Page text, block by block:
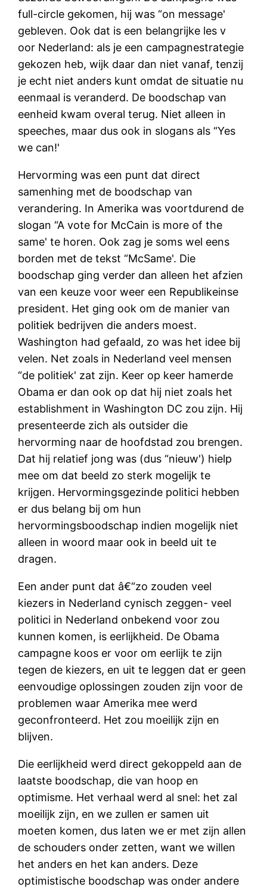
full-circle gekomen, hij was “on message'
gebleven. Ook dat is een belangrijke les v
oor Nederland: als je een campagnestrategie
gekozen heb, wijk daar dan niet vanaf, tenzij
je echt niet anders kunt omdat de situatie nu
eenmaal is veranderd. De boodschap van
eenheid kwam overal terug. Niet alleen in
speeches, maar dus ook in slogans als “Yes
we can!'
Hervorming was een punt dat direct
samenhing met de boodschap van
verandering. In Amerika was voortdurend de
slogan “A vote for McCain is more of the
same' te horen. Ook zag je soms wel eens
borden met de tekst “McSame'. Die
boodschap ging verder dan alleen het afzien
van een keuze voor weer een Republikeinse
president. Het ging ook om de manier van
politiek bedrijven die anders moest.
Washington had gefaald, zo was het idee bij
velen. Net zoals in Nederland veel mensen
“de politiek' zat zijn. Keer op keer hamerde
Obama er dan ook op dat hij niet zoals het
establishment in Washington DC zou zijn. Hij
presenteerde zich als outsider die
hervorming naar de hoofdstad zou brengen.
Dat hij relatief jong was (dus “nieuw') hielp
mee om dat beeld zo sterk mogelijk te
krijgen. Hervormingsgezinde politici hebben
er dus belang bij om hun
hervormingsboodschap indien mogelijk niet
alleen in woord maar ook in beeld uit te
dragen.
Een ander punt dat â€“zo zouden veel
kiezers in Nederland cynisch zeggen- veel
politici in Nederland onbekend voor zou
kunnen komen, is eerlijkheid. De Obama
campagne koos er voor om eerlijk te zijn
tegen de kiezers, en uit te leggen dat er geen
eenvoudige oplossingen zouden zijn voor de
problemen waar Amerika mee werd
geconfronteerd. Het zou moeilijk zijn en
blijven.
Die eerlijkheid werd direct gekoppeld aan de
laatste boodschap, die van hoop en
optimisme. Het verhaal werd al snel: het zal
moeilijk zijn, en we zullen er samen uit
moeten komen, dus laten we er met zijn allen
de schouders onder zetten, want we willen
het anders en het kan anders. Deze
optimistische boodschap was onder andere